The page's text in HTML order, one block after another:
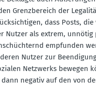
Grenz­be­reich der
dass Posts,
Nutzer als extrem,
empfunden
Nutzer zur
Netzwerks bewegen
negativ auf den von